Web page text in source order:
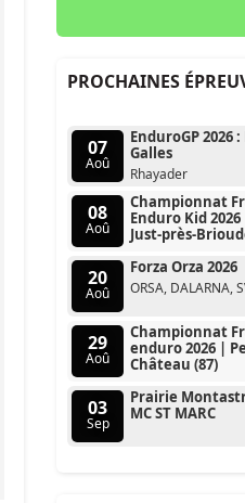
PROCHAINES
07
Aoû
EnduroGP 2026 :
Galles
Rhayader
08
Aoû
Championnat
Enduro Kid
Just-près-
20
Aoû
Forza Orza 2026
ORSA, DALARNA,
29
Aoû
Championnat
enduro 2026 |
Château (87)
03
Sep
Prairie
MC ST MARC